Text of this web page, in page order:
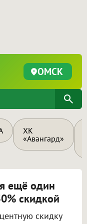
ОМСК
ХК
«Авангард»
ещё один
скидкой
скидку